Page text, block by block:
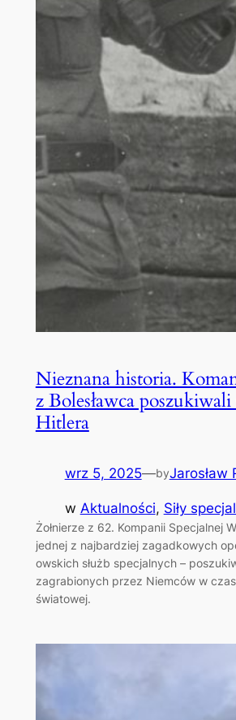
Nieznana historia.
z Bolesławca
Hitlera
wrz 5, 2025—byJarosław
w Aktualności, Siły
Żołnierze z 62. Kompanii Specjalnej
jednej z najbardziej zagadkowych
owskich służb specjalnych –
zagrabionych przez Niemców w
światowej.